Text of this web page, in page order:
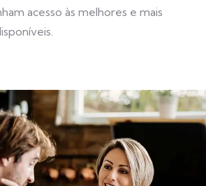
acesso às melhores e mais